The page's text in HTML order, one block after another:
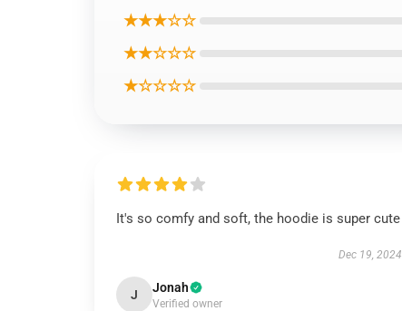
★★★☆☆
★★☆☆☆
★☆☆☆☆
It's so comfy and soft, the hoodie is super cute
Dec 19, 2024
J Jonah
Verified owner